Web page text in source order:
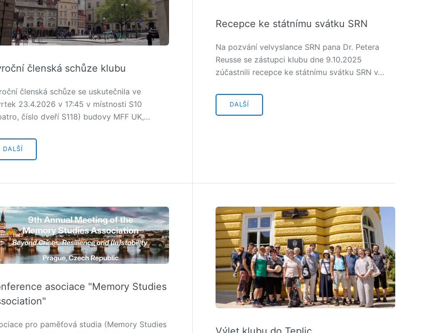
členská schůze klubu
členská schůze se uskutečnila ve
23.4.2026 v 17:45 v místnosti S10
číslo dveří S118) budovy MFF UK,…
DALŠÍ
Recepce ke státnímu svátku SRN
Na pozvání velvyslance SRN pana Dr. Petera
Reusse se zástupci klubu dne 9.10.2025
zúčastnili recepce ke státnímu svátku SRN v…
DALŠÍ
asociace "Memory Studies
pro paměťová studia (Memory Studies